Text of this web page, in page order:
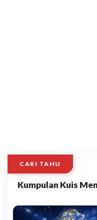
CARI TAHU
Kumpulan Kuis